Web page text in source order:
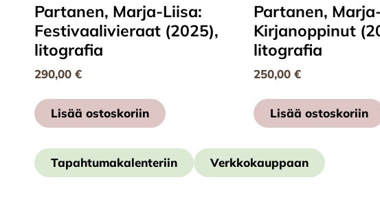
Partanen, Marja-Liisa:
Festivaalivieraat (2025),
litografia
290,00 €
Lisää ostoskoriin
Partanen,
Kirjanoppinut
litografia
250,00 €
Lisää ostoskoriin
Tapahtumakalenteriin Verkkokauppaan